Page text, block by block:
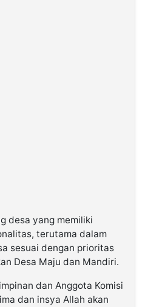
desa yang memiliki
terutama dalam
sesuai dengan prioritas
Desa Maju dan Mandiri.
dan Anggota Komisi
dan insya Allah akan